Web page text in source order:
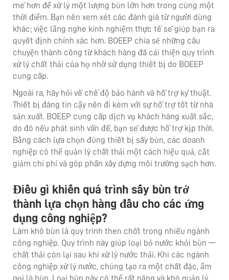
mẽ hơn để xử lý một lượng bùn lớn hơn trong cùng một
thời điểm. Bạn nên xem xét các đánh giá từ người dùng
khác; việc lắng nghe kinh nghiệm thực tế sẽ giúp bạn ra
quyết định chính xác hơn. BOEEP chia sẻ những câu
chuyện thành công từ khách hàng đã cải thiện quy trình
xử lý chất thải của họ nhờ sử dụng thiết bị do BOEEP
cung cấp.
Ngoài ra, hãy hỏi về chế độ bảo hành và hỗ trợ kỹ thuật.
Thiết bị đáng tin cậy nên đi kèm với sự hỗ trợ tốt từ nhà
sản xuất. BOEEP cung cấp dịch vụ khách hàng xuất sắc,
do đó nếu phát sinh vấn đề, bạn sẽ được hỗ trợ kịp thời.
Bằng cách lựa chọn đúng thiết bị sấy bùn, các doanh
nghiệp có thể quản lý chất thải một cách hiệu quả, cắt
giảm chi phí và góp phần xây dựng môi trường sạch hơn.
Điều gì khiến quá trình sấy bùn trở
thành lựa chọn hàng đầu cho các ứng
dụng công nghiệp?
Làm khô bùn là quy trình then chốt trong nhiều ngành
công nghiệp. Quy trình này giúp loại bỏ nước khỏi bùn —
chất thải còn lại sau khi xử lý nước thải. Khi các ngành
công nghiệp xử lý nước, chúng tạo ra một chất đặc, ẩm
gọi là bùn. Loại bùn này có thể rất nặng và khó quản lý.